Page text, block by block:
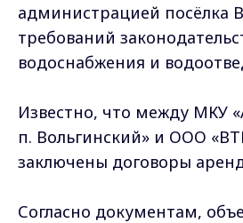
администрацией посёлка
требований
водоснабжения и
Известно, что между МКУ
п. Вольгинский» и ООО
заключены договоры
Согласно документам,